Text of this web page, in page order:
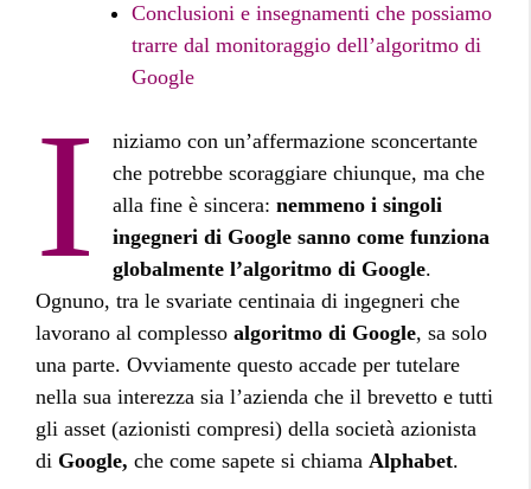
Conclusioni e insegnamenti che possiamo
trarre dal monitoraggio dell’algoritmo di
Google
I
niziamo con un’affermazione sconcertante
che potrebbe scoraggiare chiunque, ma che
alla fine è sincera:nemmeno i singoli
ingegneri di Google sanno come funziona
globalmente l’algoritmo di Google.
Ognuno, tra le svariate centinaia di ingegneri che
lavorano al complesso algoritmo di Google, sa solo
una parte. Ovviamente questo accade per tutelare
nella sua interezza sia l’azienda che il brevetto e tutti
gli asset (azionisti compresi) della società azionista
di Google, che come sapete si chiama Alphabet.